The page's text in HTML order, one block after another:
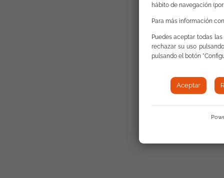
hábito de navegación
Para más información
Puedes aceptar todas
rechazar su uso
pulsando el botón
Aceptar